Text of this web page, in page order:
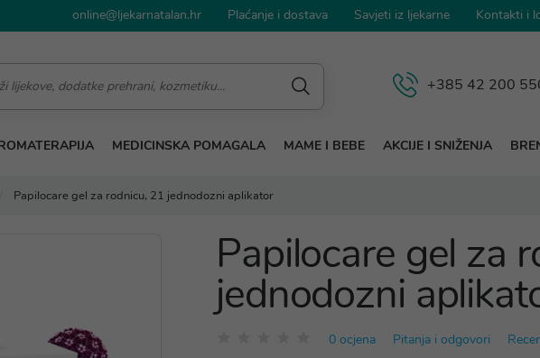
online@ljekarnatalan.hr Plaćanje i dostava Savjeti iz ljekarne Kontakti i
+385 42 200
MEDICINSKA POMAGALA MAME I BEBE AKCIJE I SNIŽENJA
Papilocare gel za rodnicu, 21 jednodozni aplikator
Papilocare gel za
jednodozni
0 ocjena Pitanja i odgovori